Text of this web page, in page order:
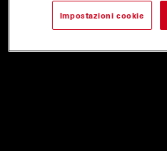
Impostazioni cookie